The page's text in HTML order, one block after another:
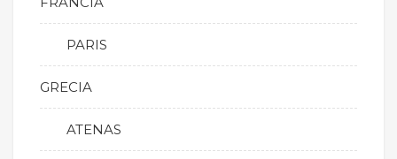
PARIS
GRECIA
ATENAS